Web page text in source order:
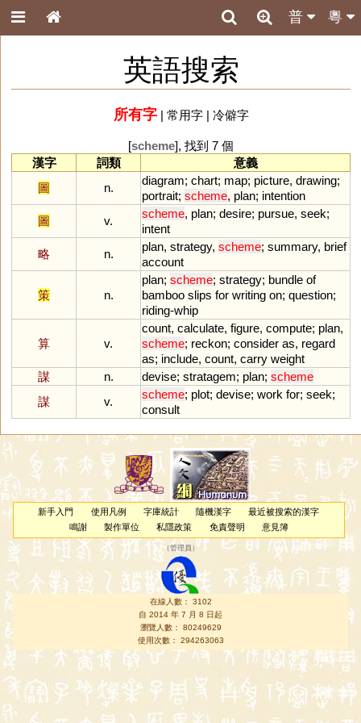
粵
普
英語搜索
所有字| 常用字| 冷僻字
[scheme], 找到 7 個
漢字
詞類
意義
圖
n.
diagram; chart; map; picture, drawing;
portrait; scheme, plan; intention
圖
v.
scheme, plan; desire; pursue, seek;
intent
略
n.
plan, strategy, scheme; summary, brief
account
策 n.
plan; scheme; strategy; bundle of
bamboo slips for writing on; question;
riding-whip
算 v.
count, calculate, figure, compute; plan,
scheme; reckon; consider as, regard
as; include, count, carry weight
謀
n. devise; stratagem; plan; scheme
謀
v.
scheme; plot; devise; work for; seek;
consult
新手入門 使用凡例 字庫統計 隨機漢字
最近被搜索的漢字
鳴謝
製作單位 私隱政策 免責聲明 意見簿
（管理員 ）
在線人數： 3102
自 2014 年 7 月 8 日起
瀏覽人數： 80249629
使用次數： 294263063